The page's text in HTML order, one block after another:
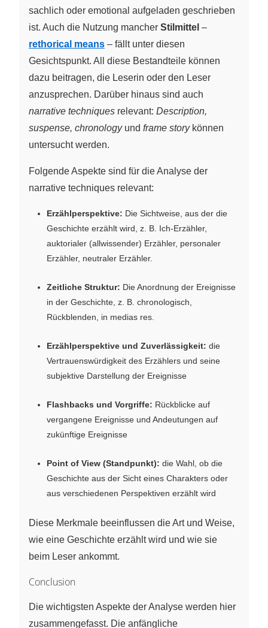
sachlich oder emotional aufgeladen geschrieben
ist. Auch die Nutzung mancher Stilmittel –
rethorical means – fällt unter diesen
Gesichtspunkt. All diese Bestandteile können
dazu beitragen, die Leserin oder den Leser
anzusprechen. Darüber hinaus sind auch
narrative techniques relevant: Description,
suspense, chronologyund frame storykönnen
untersucht werden.
Folgende Aspekte sind für die Analyse der
narrative techniques relevant:
Erzählperspektive: Die Sichtweise, aus der die
Geschichte erzählt wird, z. B. Ich-Erzähler,
auktorialer (allwissender) Erzähler, personaler
Erzähler, neutraler Erzähler.
Zeitliche Struktur: Die Anordnung der Ereignisse
in der Geschichte, z. B. chronologisch,
Rückblenden, in medias res.
Erzählperspektive und Zuverlässigkeit: die
Vertrauenswürdigkeit des Erzählers und seine
subjektive Darstellung der Ereignisse
Flashbacks und Vorgriffe: Rückblicke auf
vergangene Ereignisse und Andeutungen auf
zukünftige Ereignisse
Point of View (Standpunkt): die Wahl, ob die
Geschichte aus der Sicht eines Charakters oder
aus verschiedenen Perspektiven erzählt wird
Diese Merkmale beeinflussen die Art und Weise,
wie eine Geschichte erzählt wird und wie sie
beim Leser ankommt.
Conclusion
Die wichtigsten Aspekte der Analyse werden hier
zusammengefasst. Die anfängliche